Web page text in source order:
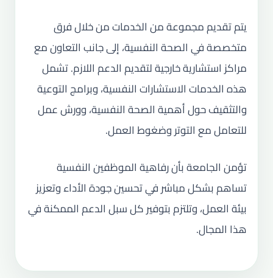
يتم تقديم مجموعة من الخدمات من خلال فرق
متخصصة في الصحة النفسية، إلى جانب التعاون مع
مراكز استشارية خارجية لتقديم الدعم اللازم. تشمل
هذه الخدمات الاستشارات النفسية، وبرامج التوعية
والتثقيف حول أهمية الصحة النفسية، وورش عمل
للتعامل مع التوتر وضغوط العمل.
تؤمن الجامعة بأن رفاهية الموظفين النفسية
تساهم بشكل مباشر في تحسين جودة الأداء وتعزيز
بيئة العمل، وتلتزم بتوفير كل سبل الدعم الممكنة في
هذا المجال.